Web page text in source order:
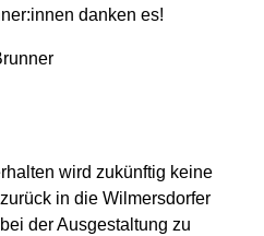
danken es!
wird zukünftig keine
in die Wilmersdorfer
der Ausgestaltung zu